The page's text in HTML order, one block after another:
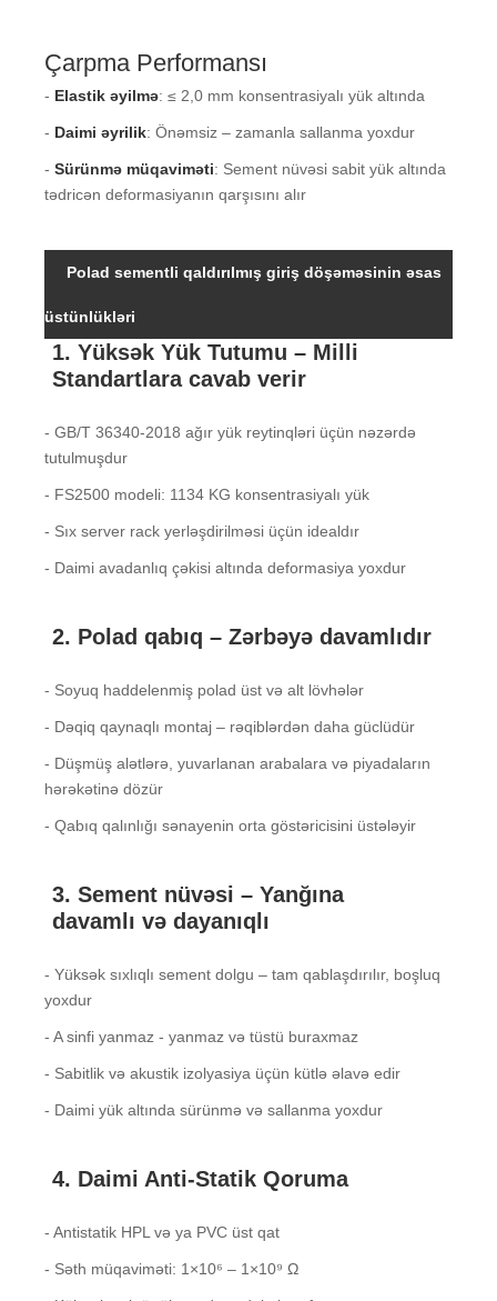
Çarpma Performansı
- Elastik əyilmə: ≤ 2,0 mm konsentrasiyalı yük altında
- Daimi əyrilik: Önəmsiz – zamanla sallanma yoxdur
-Sürünmə müqaviməti: Sement nüvəsi sabit yük altında
tədricən deformasiyanın qarşısını alır
Polad sementli qaldırılmış giriş döşəməsinin əsas
üstünlükləri
1. Yüksək Yük Tutumu – Milli
Standartlara cavab verir
- GB/T 36340-2018 ağır yük reytinqləri üçün nəzərdə
tutulmuşdur
- FS2500 modeli: 1134 KG konsentrasiyalı yük
- Sıx server rack yerləşdirilməsi üçün idealdır
- Daimi avadanlıq çəkisi altında deformasiya yoxdur
2. Polad qabıq – Zərbəyə davamlıdır
- Soyuq haddelenmiş polad üst və alt lövhələr
- Dəqiq qaynaqlı montaj – rəqiblərdən daha güclüdür
- Düşmüş alətlərə, yuvarlanan arabalara və piyadaların
hərəkətinə dözür
- Qabıq qalınlığı sənayenin orta göstəricisini üstələyir
3. Sement nüvəsi – Yanğına
davamlı və dayanıqlı
- Yüksək sıxlıqlı sement dolgu – tam qablaşdırılır, boşluq
yoxdur
- A sinfi yanmaz - yanmaz və tüstü buraxmaz
- Sabitlik və akustik izolyasiya üçün kütlə əlavə edir
- Daimi yük altında sürünmə və sallanma yoxdur
4. Daimi Anti-Statik Qoruma
- Antistatik HPL və ya PVC üst qat
- Səth müqaviməti: 1×10⁶ – 1×10⁹ Ω